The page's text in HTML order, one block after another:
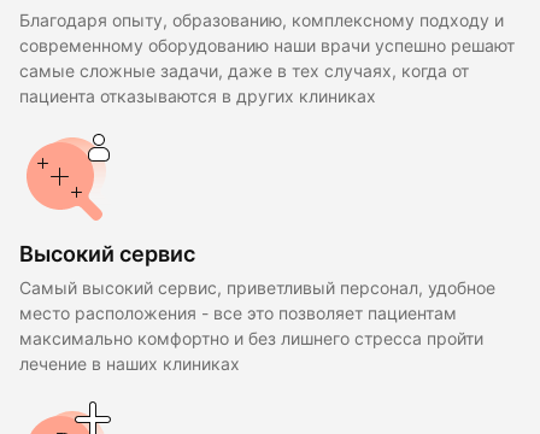
Благодаря опыту, образованию, комплексному подходу и
современному оборудованию наши врачи успешно решают
самые сложные задачи, даже в тех случаях, когда от
пациента отказываются в других клиниках
Высокий сервис
Самый высокий сервис, приветливый персонал, удобное
место расположения - все это позволяет пациентам
максимально комфортно и без лишнего стресса пройти
лечение в наших клиниках